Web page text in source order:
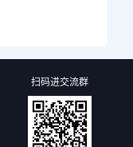
扫码进交流群